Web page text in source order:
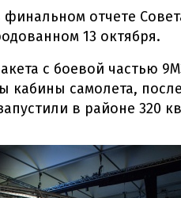
отчете
13 октября.
с боевой частью
кабины самолета,
в районе 320